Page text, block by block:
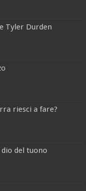
Tyler Durden
riesci a fare?
del tuono